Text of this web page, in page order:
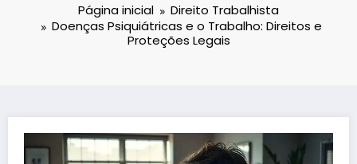
Página inicial
Direito Trabalhista
Doenças Psiquiátricas e o Trabalho: Direitos e
Proteções Legais